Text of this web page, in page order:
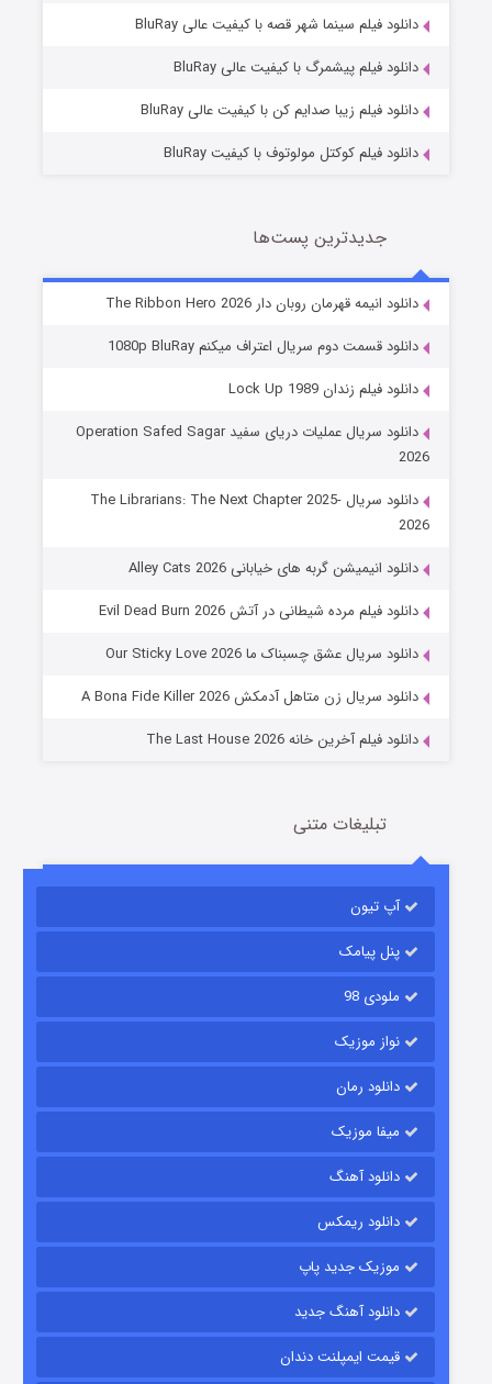
شوهر
عملیات آپارتمان
قسمت2 (زیرنویس) منتشر شد
قسمت
دانلود فیلم سینما شهر قصه با کیفیت عالی BluRay
دانلود فیلم پیشمرگ با کیفیت عالی BluRay
دانلود فیلم زیبا صدایم کن با کیفیت عالی BluRay
دانلود فیلم کوکتل مولوتوف با کیفیت BluRay
جدیدترین پست‌ها
دانلود انیمه قهرمان روبان دار The Ribbon Hero 2026
دانلود قسمت دوم سریال اعتراف میکنم 1080p BluRay
دانلود فیلم زندان Lock Up 1989
دانلود سریال عملیات دریای سفید Operation Safed Sagar
2026
دانلود سریال The Librarians: The Next Chapter 2025-
2026
دانلود انیمیشن گربه های خیابانی Alley Cats 2026
دانلود فیلم مرده شیطانی در آتش Evil Dead Burn 2026
دانلود سریال عشق چسبناک ما Our Sticky Love 2026
دانلود سریال زن متاهل آدمکش A Bona Fide Killer 2026
دانلود فیلم آخرین خانه The Last House 2026
تبلیغات متنی
آپ تیون
پنل پیامک
ملودی 98
نواز موزیک
دانلود رمان
میفا موزیک
دانلود آهنگ
دانلود ریمکس
موزیک جدید پاپ
دانلود آهنگ جدید
قیمت ایمپلنت دندان